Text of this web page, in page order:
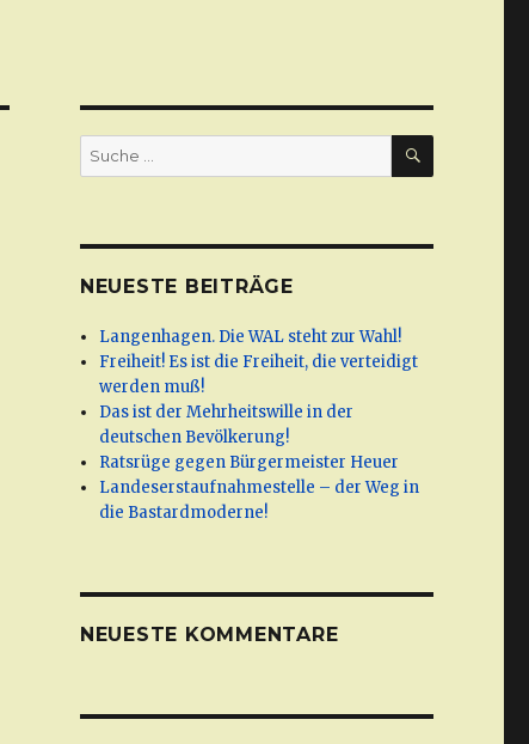
Suche
nach:
SUCHE
NEUESTE BEITRÄGE
Langenhagen. Die WAL steht zur Wahl!
Freiheit! Es ist die Freiheit, die verteidigt
werden muß!
Das ist der Mehrheitswille in der
deutschen Bevölkerung!
Ratsrüge gegen Bürgermeister Heuer
Landeserstaufnahmestelle – der Weg in
die Bastardmoderne!
NEUESTE KOMMENTARE